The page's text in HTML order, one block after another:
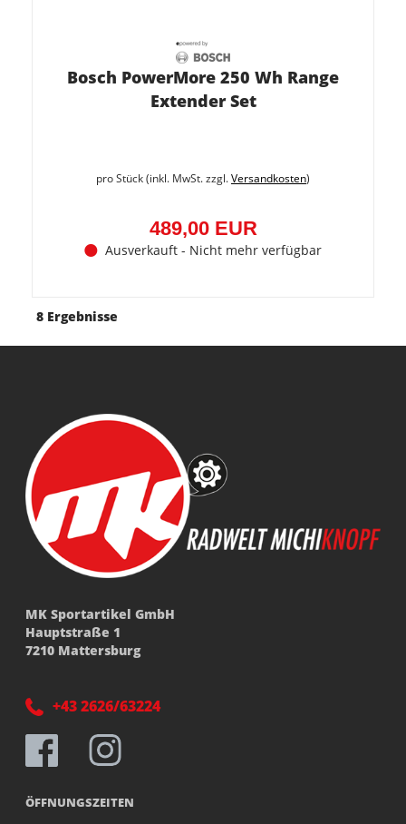
Bosch PowerMore 250 Wh Range
Extender Set
pro Stück (inkl. MwSt. zzgl.Versandkosten)
489,00 EUR
Ausverkauft - Nicht mehr verfügbar
8 Ergebnisse
MK Sportartikel GmbH
Hauptstraße 1
7210 Mattersburg
+43 2626/63224
ÖFFNUNGSZEITEN